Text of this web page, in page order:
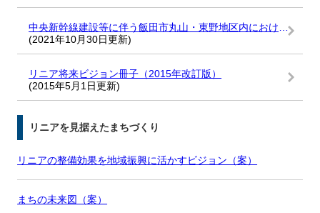
中央新幹線建設等に伴う飯田市丸山・東野地区内における工事用車両の通行等に関する確認書
(2021年10月30日更新)
リニア将来ビジョン冊子（2015年改訂版）
(2015年5月1日更新)
リニアを見据えたまちづくり
リニアの整備効果を地域振興に活かすビジョン（案）
まちの未来図（案）